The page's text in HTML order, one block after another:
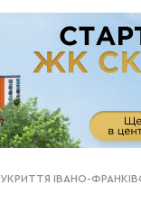
УКРИТТЯ ІВАНО-